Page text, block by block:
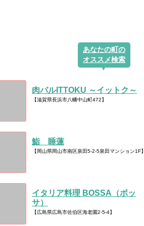
あなたの町の
オススメ検索
肉バルITTOKU ～イットク～
【滋賀県長浜市八幡中山町472】
鮨 睡蓮
【岡山県岡山市南区泉田5-2-5泉田マンション1F】
イタリア料理 BOSSA（ボッ
サ）
【広島県広島市佐伯区海老園2-5-4】